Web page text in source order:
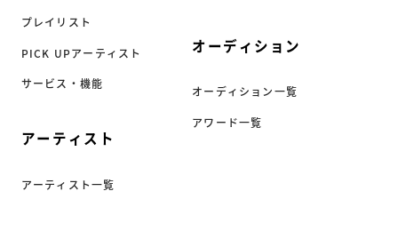
プレイリスト
PICK UPアーティスト
サービス・機能
アーティスト
アーティスト一覧
オーディション
オーディション一覧
アワード一覧